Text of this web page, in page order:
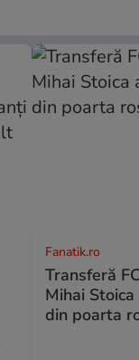
Fanatik.ro
Transferă
Mihai
din poarta